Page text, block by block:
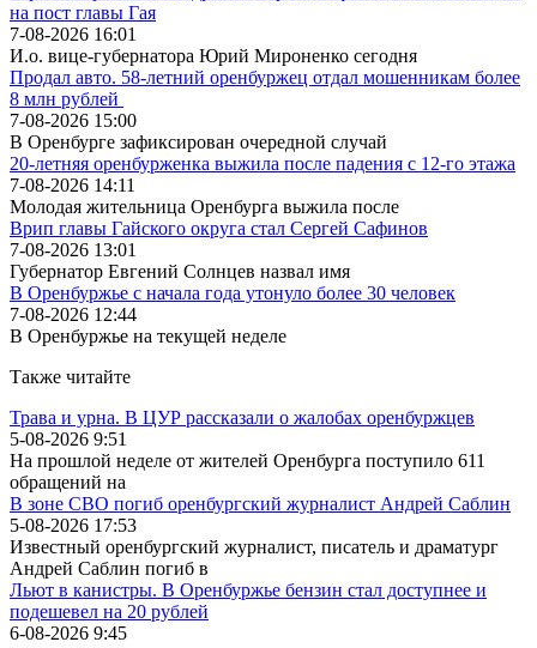
на пост главы Гая
7-08-2026 16:01
И.о. вице-губернатора Юрий Мироненко сегодня
Продал авто. 58-летний оренбуржец отдал мошенникам более
8 млн рублей
7-08-2026 15:00
В Оренбурге зафиксирован очередной случай
20-летняя оренбурженка выжила после падения с 12-го этажа
7-08-2026 14:11
Молодая жительница Оренбурга выжила после
Врип главы Гайского округа стал Сергей Сафинов
7-08-2026 13:01
Губернатор Евгений Солнцев назвал имя
В Оренбуржье с начала года утонуло более 30 человек
7-08-2026 12:44
В Оренбуржье на текущей неделе
Также читайте
Трава и урна. В ЦУР рассказали о жалобах оренбуржцев
5-08-2026 9:51
На прошлой неделе от жителей Оренбурга поступило 611
обращений на
В зоне СВО погиб оренбургский журналист Андрей Саблин
5-08-2026 17:53
Известный оренбургский журналист, писатель и драматург
Андрей Саблин погиб в
Льют в канистры. В Оренбуржье бензин стал доступнее и
подешевел на 20 рублей
6-08-2026 9:45